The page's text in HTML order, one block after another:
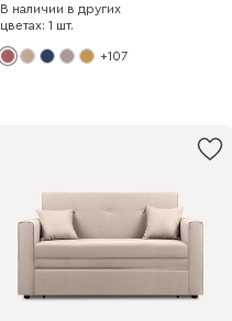
В наличии в других
цветах: 1 шт.
+107